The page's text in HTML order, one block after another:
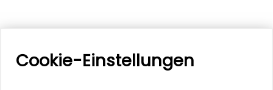
Cookie-Einstellungen